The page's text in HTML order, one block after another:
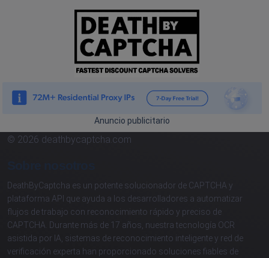
Anuncio publicitario
© 2026 deathbycaptcha.com
DeathByCaptcha es un potente solucionador de CAPTCHA y
plataforma API que ayuda a los desarrolladores a automatizar
flujos de trabajo con reconocimiento rápido y preciso de
CAPTCHA. Durante más de 17 años, nuestra tecnología OCR
asistida por IA, sistemas de reconocimiento inteligente y red de
verificación experta han proporcionado soluciones fiables de